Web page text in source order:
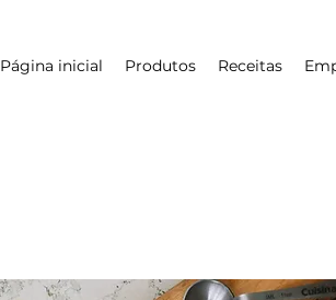
Página inicial Produtos Receitas